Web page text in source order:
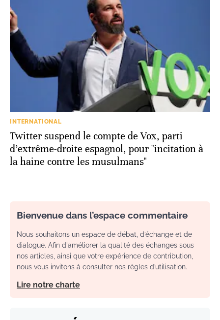
INTERNATIONAL
Twitter suspend le compte de Vox, parti
d’extrême-droite espagnol, pour "incitation à
la haine contre les musulmans"
Bienvenue dans l’espace commentaire
Nous souhaitons un espace de débat, d’échange et de
dialogue. Afin d'améliorer la qualité des échanges sous
nos articles, ainsi que votre expérience de contribution,
nous vous invitons à consulter nos règles d’utilisation.
Lire notre charte